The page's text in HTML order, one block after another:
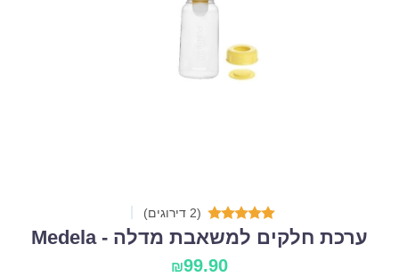
(2 דירוגים)
ערכת חלקים למשאבת מדלה - Medela
₪99.90